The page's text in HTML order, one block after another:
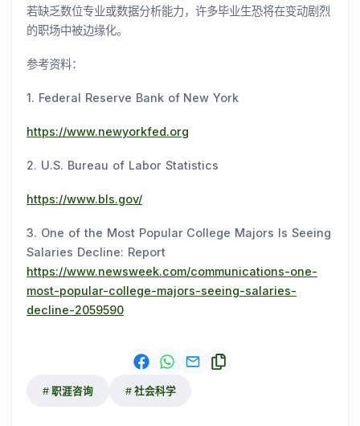
若缺乏数位专业或数据分析能力，许多毕业生恐将在变动剧烈
的职场中被边缘化。
参考资料：
1. Federal Reserve Bank of New York
https://www.newyorkfed.org
2. U.S. Bureau of Labor Statistics
https://www.bls.gov/
3. One of the Most Popular College Majors Is Seeing
Salaries Decline: Report
https://www.newsweek.com/communications-one-
most-popular-college-majors-seeing-salaries-
decline-2059590
职涯咨询 社会科学